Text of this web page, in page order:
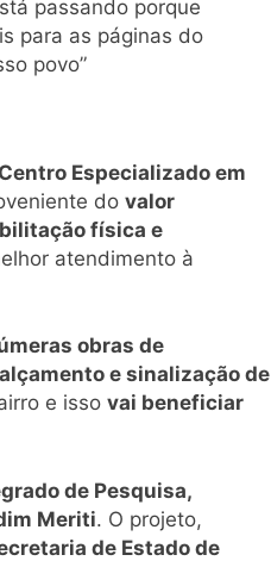
passando porque
para as páginas do
povo”
Especializado em
do valor
física e
atendimento à
obras de
e sinalização de
e isso vai beneficiar
de Pesquisa,
Meriti. O projeto,
de Estado de